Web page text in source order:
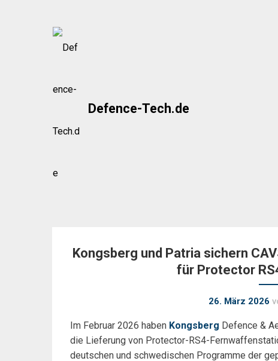
Defence-Tech.de
Kongsberg und Patria sichern
für Protector
26. März 2026
Im Februar 2026 haben Kongsberg Defence &
die Lieferung von Protector-RS4-
deutschen und schwedischen Programme der